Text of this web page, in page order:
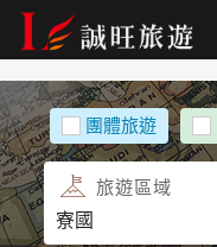
團體旅遊
旅遊區域